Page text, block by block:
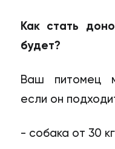
Как стать
будет?
Ваш питомец
если он
- собака от 30